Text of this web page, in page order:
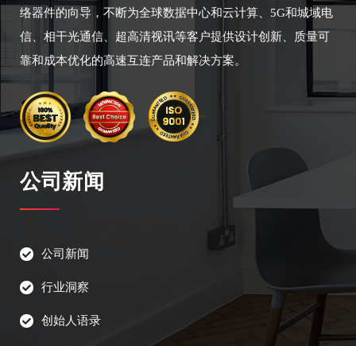
络器件的向导，不断为全球数据中心和云计算、5G和城域电
信、相干光通信、超高清视讯等客户提供设计创新、质量可
靠和成本优化的高速互连产品和解决方案。
公司新闻
公司新闻
行业洞察
创始人语录